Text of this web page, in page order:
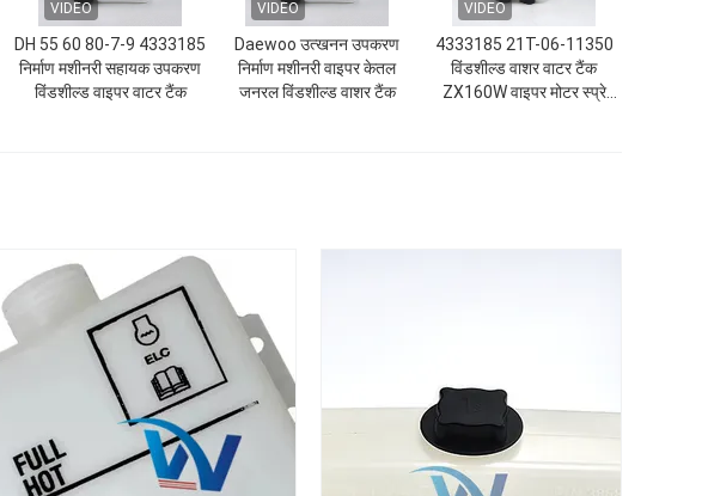
VIDEO
DH 55 60 80-7-9 4333185
निर्माण मशीनरी सहायक उपकरण
विंडशील्ड वाइपर वाटर टैंक
VIDEO
Daewoo उत्खनन उपकरण
निर्माण मशीनरी वाइपर केतल
जनरल विंडशील्ड वाशर टैंक
VIDEO
4333185 21T-06-11350
विंडशील्ड वाशर वाटर टैंक
ZX160W वाइपर मोटर स्प्रे